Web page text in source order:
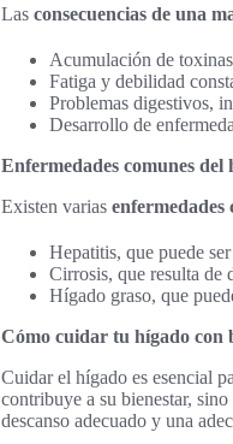
Las consecuencias de una
Acumulación de
Fatiga y debilidad
Problemas digestivos,
Desarrollo de
Enfermedades comunes del
Existen varias enfermedades
Hepatitis, que puede
Cirrosis, que resulta de
Hígado graso, que
Cómo cuidar tu hígado con
Cuidar el hígado es esencial
contribuye a su bienestar,
descanso adecuado y una